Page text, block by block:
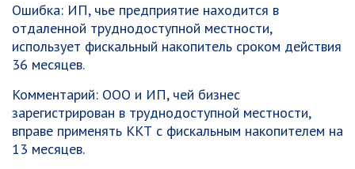
Ошибка: ИП, чье предприятие находится в
отдаленной труднодоступной местности,
использует фискальный накопитель сроком действия
36 месяцев.
Комментарий: ООО и ИП, чей бизнес
зарегистрирован в труднодоступной местности,
вправе применять ККТ с фискальным накопителем на
13 месяцев.